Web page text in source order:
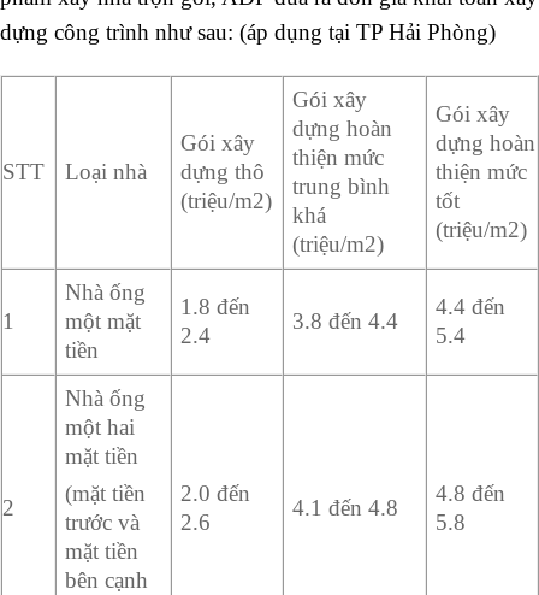
dựng công trình như sau: (áp dụng tại TP Hải Phòng)
STT Loại nhà
Gói xây
dựng thô
(triệu/m2)
Gói xây
dựng hoàn
thiện mức
trung bình
khá
(triệu/m2)
Gói xây
dựng hoàn
thiện mức
tốt
(triệu/m2)
1
Nhà ống
một mặt
tiền
1.8 đến
2.4
3.8 đến 4.4
4.4 đến
5.4
2
Nhà ống
một hai
mặt tiền
(mặt tiền
trước và
mặt tiền
bên cạnh
2.0 đến
2.6
4.1 đến 4.8
4.8 đến
5.8